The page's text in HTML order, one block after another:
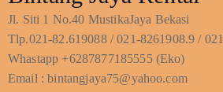
Jl. Siti 1 No.40 MustikaJaya Bekasi
Tlp.021-82.619088 / 021-8261908.9 /
Whastapp +6287877185555 (Eko)
Email : bintangjaya75@yahoo.com